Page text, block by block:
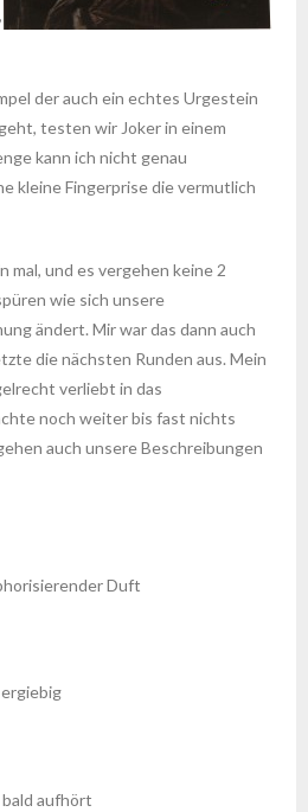
der auch ein echtes Urgestein
testen wir Joker in einem
kann ich nicht genau
kleine Fingerprise die vermutlich
mal, und es vergehen keine 2
wie sich unsere
ändert. Mir war das dann auch
die nächsten Runden aus. Mein
verliebt in das
noch weiter bis fast nichts
auch unsere Beschreibungen
Duft
aufhört